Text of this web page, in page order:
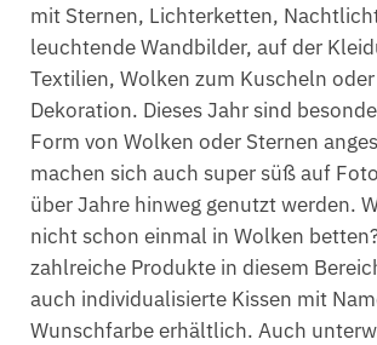
mit Sternen, Lichterketten,
leuchtende Wandbilder, auf der
Textilien, Wolken zum Kuscheln
Dekoration. Dieses Jahr sind
Form von Wolken oder Sternen
machen sich auch super süß auf
über Jahre hinweg genutzt werden.
nicht schon einmal in Wolken
zahlreiche Produkte in diesem
auch individualisierte Kissen mit
Wunschfarbe erhältlich. Auch